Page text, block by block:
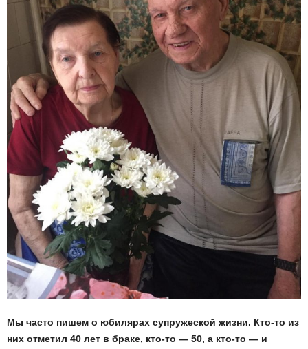
Мы часто пишем о юбилярах супружеской жизни. Кто-то из
них отметил 40 лет в браке, кто-то — 50, а кто-то — и